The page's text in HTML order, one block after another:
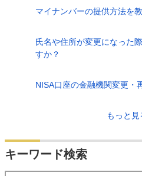
マイナンバーの提供方法を
氏名や住所が変更になった
すか？
NISA口座の金融機関変更・
もっと見
キーワード検索